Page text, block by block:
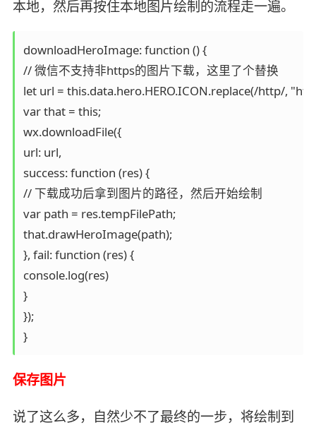
本地，然后再按住本地图片绘制的流程走一遍。
downloadHeroImage: function () {
// 微信不支持非https的图片下载，这里了个替换
let url = this.data.hero.HERO.ICON.replace(/http/,
var that = this;
wx.downloadFile({
url: url,
success: function (res) {
// 下载成功后拿到图片的路径，然后开始绘制
var path = res.tempFilePath;
that.drawHeroImage(path);
}, fail: function (res) {
console.log(res)
}
});
}
保存图片
说了这么多，自然少不了最终的一步，将绘制到